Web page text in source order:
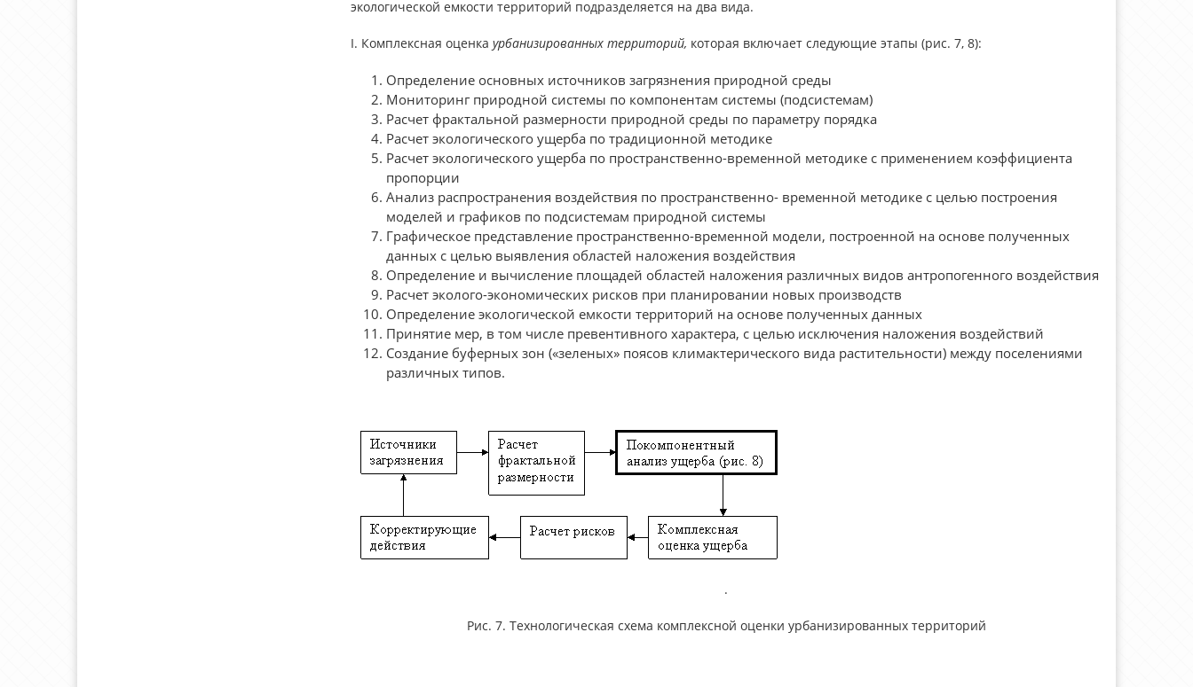
экологической емкости территорий подразделяется на два вида.
I. Комплексная оценка урбанизированных территорий, которая включает следующие этапы (рис. 7, 8):
Определение основных источников загрязнения природной среды
Мониторинг природной системы по компонентам системы (подсистемам)
Расчет фрактальной размерности природной среды по параметру порядка
Расчет экологического ущерба по традиционной методике
Расчет экологического ущерба по пространственно-временной методике с применением коэффициента
пропорции
Анализ распространения воздействия по пространственно- временной методике с целью построения
моделей и графиков по подсистемам природной системы
Графическое представление пространственно-временной модели, построенной на основе полученных
данных с целью выявления областей наложения воздействия
Определение и вычисление площадей областей наложения различных видов антропогенного воздействия
Расчет эколого-экономических рисков при планировании новых производств
Определение экологической емкости территорий на основе полученных данных
Принятие мер, в том числе превентивного характера, с целью исключения наложения воздействий
Создание буферных зон («зеленых» поясов климактерического вида растительности) между поселениями
различных типов.
.
Рис. 7. Технологическая схема комплексной оценки урбанизированных территорий